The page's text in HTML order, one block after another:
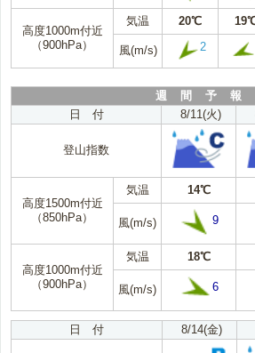
高度1000m付近
（900hPa）
気温 20℃
風(m/s) 2
週 間 予 報
日 付
8/11(火)
登山指数
高度1500m付近
（850hPa）
気温 14℃
風(m/s) 9
高度1000m付近
（900hPa）
気温 18℃
風(m/s) 6
日 付 8/14(金)